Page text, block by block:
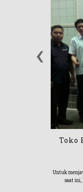
Toko
Untuk
saat ini,
‹